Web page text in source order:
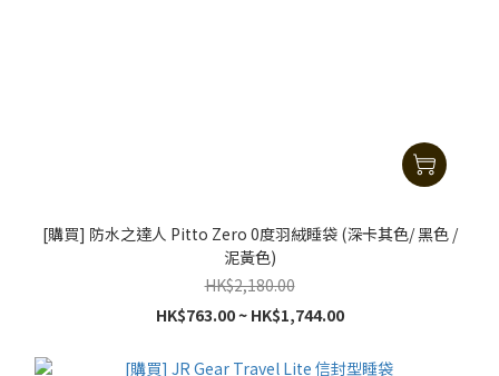
[購買] 防水之達人 Pitto Zero 0度羽絨睡袋 (深卡其色/ 黑色 /
泥黃色)
HK$2,180.00
HK$763.00 ~ HK$1,744.00